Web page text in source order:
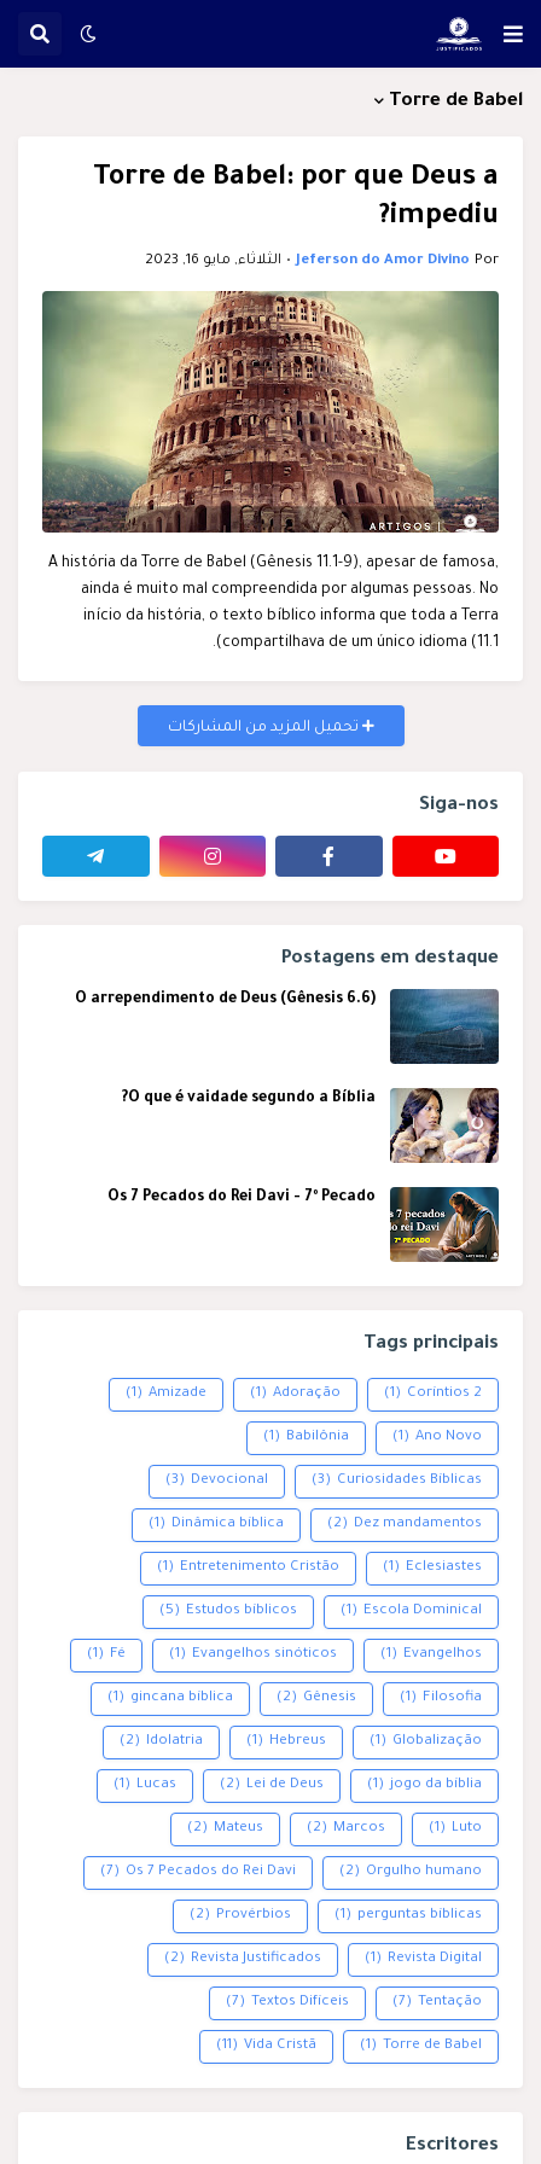
Torre de Babel
Torre de Babel: por que Deus a
impediu?
Por
Jeferson do Amor Divino
• الثلاثاء, مايو 16, 2023
A história da Torre de Babel (Gênesis 11.1-9), apesar de famosa,
ainda é muito mal compreendida por algumas pessoas. No
início da história, o texto bíblico informa que toda a Terra
compartilhava de um único idioma (11.1).
تحميل المزيد من المشاركات
Siga-nos
Postagens em destaque
O arrependimento de Deus (Gênesis 6.6)
O que é vaidade segundo a Bíblia?
Os 7 Pecados do Rei Davi - 7º Pecado
Tags principais
2 Coríntios
(1)
Adoração
(1)
Amizade
(1)
Ano Novo
(1)
Babilônia
(1)
Curiosidades Bíblicas
(3)
Devocional
(3)
Dez mandamentos
(2)
Dinâmica bíblica
(1)
Eclesiastes
(1)
Entretenimento Cristão
(1)
Escola Dominical
(1)
Estudos bíblicos
(5)
Evangelhos
(1)
Evangelhos sinóticos
(1)
Fé
(1)
Filosofia
(1)
Gênesis
(2)
gincana bíblica
(1)
Globalização
(1)
Hebreus
(1)
Idolatria
(2)
jogo da bíblia
(1)
Lei de Deus
(2)
Lucas
(1)
Luto
(1)
Marcos
(2)
Mateus
(2)
Orgulho humano
(2)
Os 7 Pecados do Rei Davi
(7)
perguntas bíblicas
(1)
Provérbios
(2)
Revista Digital
(1)
Revista Justificados
(2)
Tentação
(7)
Textos Difíceis
(7)
Torre de Babel
(1)
Vida Cristã
(11)
Escritores